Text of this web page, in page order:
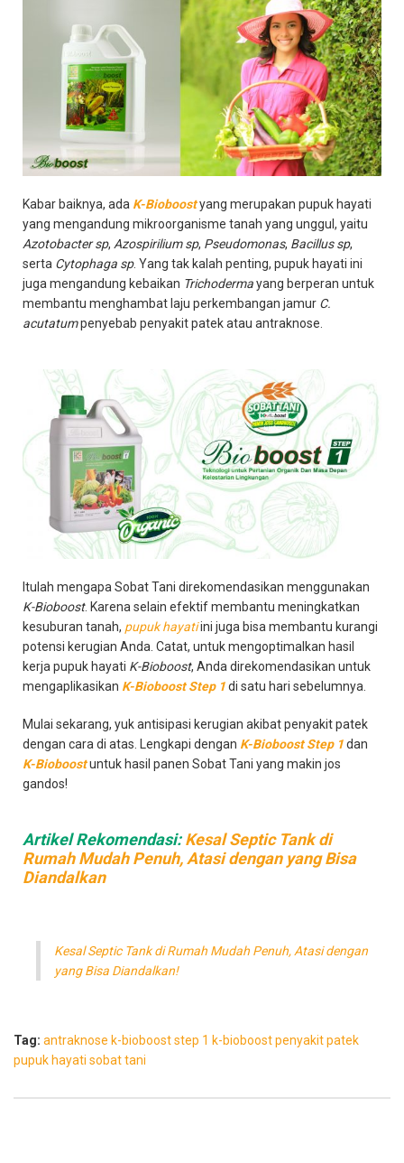
Kabar baiknya, ada K-Bioboostyang merupakan pupuk hayati
yang mengandung mikroorganisme tanah yang unggul, yaitu
Azotobacter sp, Azospirilium sp, Pseudomonas, Bacillus sp,
serta Cytophaga sp. Yang tak kalah penting, pupuk hayati ini
juga mengandung kebaikan Trichodermayang berperan untuk
membantu menghambat laju perkembangan jamur C.
acutatumpenyebab penyakit patek atau antraknose.
Itulah mengapa Sobat Tani direkomendasikan menggunakan
K-Bioboost. Karena selain efektif membantu meningkatkan
kesuburan tanah, pupuk hayatiini juga bisa membantu kurangi
potensi kerugian Anda. Catat, untuk mengoptimalkan hasil
kerja pupuk hayati K-Bioboost, Anda direkomendasikan untuk
mengaplikasikan K-Bioboost Step 1di satu hari sebelumnya.
Mulai sekarang, yuk antisipasi kerugian akibat penyakit patek
dengan cara di atas. Lengkapi dengan K-Bioboost Step 1dan
K-Bioboostuntuk hasil panen Sobat Tani yang makin jos
gandos!
Artikel Rekomendasi:Kesal Septic Tank di
Rumah Mudah Penuh, Atasi dengan yang Bisa
Diandalkan
Kesal Septic Tank di Rumah Mudah Penuh, Atasi dengan
yang Bisa Diandalkan!
Tag: antraknose k-bioboost step 1 k-bioboostpenyakit patek
pupuk hayati sobat tani